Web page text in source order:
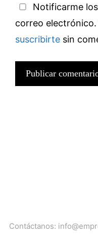
Notificarme
correo
suscribirte sin
Contáctanos: